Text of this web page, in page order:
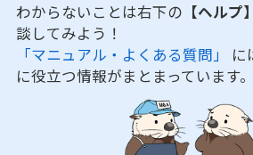
わからないことは右下の 【ヘルプ】
談してみよう！
「マニュアル・よくある質問」 に
に役立つ情報がまとまっています。